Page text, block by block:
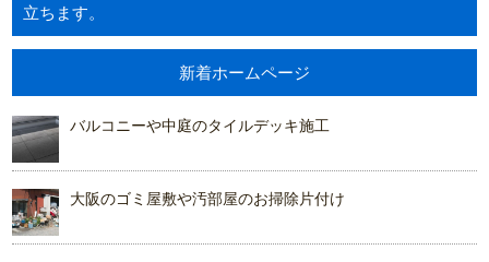
立ちます。
新着ホームページ
バルコニーや中庭のタイルデッキ施工
大阪のゴミ屋敷や汚部屋のお掃除片付け